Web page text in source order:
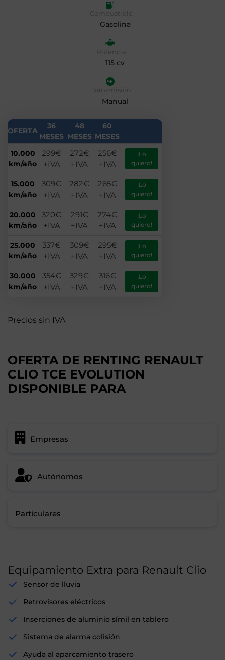
Combustible
Gasolina
Potencia
115 cv
Transmisión
Manual
OFERTA
36
MESES
48
MESES
60
MESES
10.000
km/año
299€
+IVA
272€
+IVA
256€
+IVA
¡Lo
quiero!
15.000
km/año
309€
+IVA
282€
+IVA
265€
+IVA
¡Lo
quiero!
20.000
km/año
320€
+IVA
291€
+IVA
274€
+IVA
¡Lo
quiero!
25.000
km/año
337€
+IVA
309€
+IVA
295€
+IVA
¡Lo
quiero!
30.000
km/año
354€
+IVA
329€
+IVA
316€
+IVA
¡Lo
quiero!
Precios sin IVA
OFERTA DE RENTING RENAULT
CLIO TCE EVOLUTION
DISPONIBLE PARA
Empresas
Autónomos
Particulares
Equipamiento Extra para Renault Clio
Sensor de lluvia
Retrovisores eléctricos
Inserciones de aluminio símil en tablero
Sistema de alarma colisión
Ayuda al aparcamiento trasero